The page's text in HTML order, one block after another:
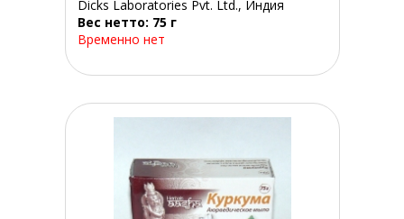
Dicks Laboratories Pvt. Ltd., Индия
Вес нетто: 75 г
Временно нет